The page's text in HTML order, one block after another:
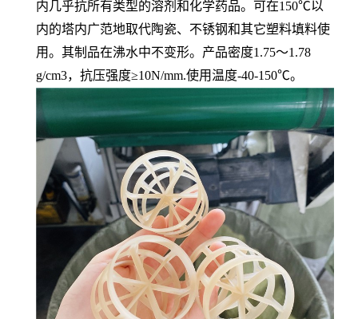
内几乎抗所有类型的溶剂和化学药品。可在150℃以
内的塔内广范地取代陶瓷、不锈钢和其它塑料填料使
用。其制品在沸水中不变形。产品密度1.75～1.78
g/cm3，抗压强度≥10N/mm.使用温度-40-150℃。